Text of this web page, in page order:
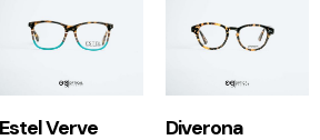
Estel Verve
1+1
Diverona